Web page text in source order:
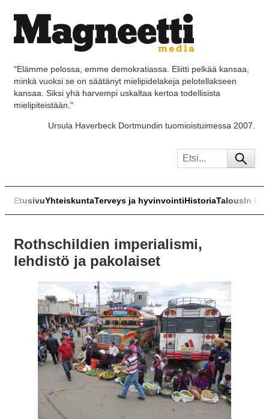
"Elämme pelossa, emme demokratiassa. Eliitti pelkää kansaa,
minkä vuoksi se on säätänyt mielipidelakeja pelotellakseen
kansaa. Siksi yhä harvempi uskaltaa kertoa todellisista
mielipiteistään."
Ursula Haverbeck Dortmundin tuomioistuimessa 2007.
EtusivuYhteiskuntaTerveys ja hyvinvointiHistoriaTalousIn
Rothschildien imperialismi,
lehdistö ja pakolaiset